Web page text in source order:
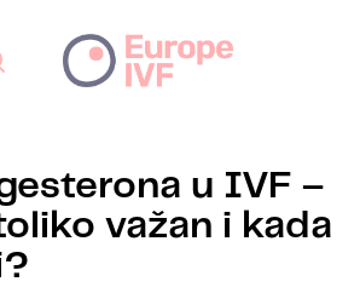
u IVF –
važan i kada